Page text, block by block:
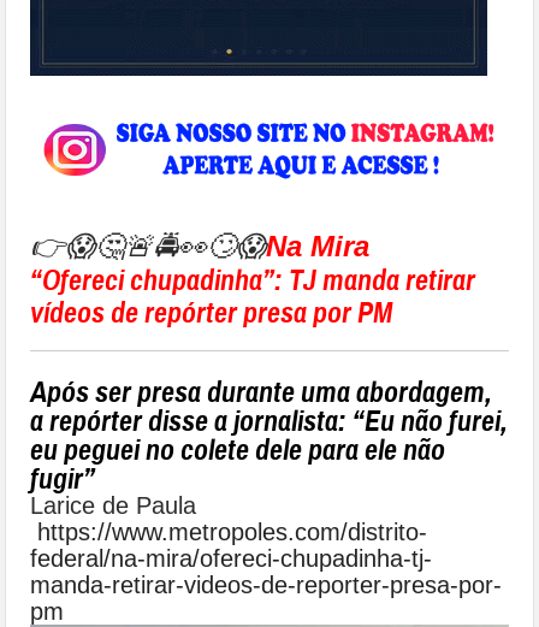
👉😱🤔🚨🚔👀🙄😱Na Mira
“Ofereci chupadinha”: TJ manda retirar
vídeos de repórter presa por PM
Após ser presa durante uma abordagem,
a repórter disse a jornalista: “Eu não furei,
eu peguei no colete dele para ele não
fugir”
Larice de Paula
https://www.metropoles.com/distrito-
federal/na-mira/ofereci-chupadinha-tj-
manda-retirar-videos-de-reporter-presa-por-
pm